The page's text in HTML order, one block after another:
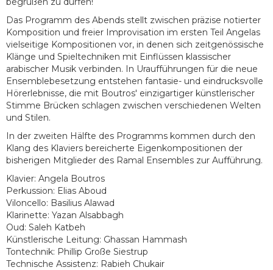
Das Programm des Abends stellt zwischen präzise notierter
Komposition und freier Improvisation im ersten Teil Angelas
vielseitige Kompositionen vor, in denen sich zeitgenössische
Klänge und Spieltechniken mit Einflüssen klassischer
arabischer Musik verbinden. In Uraufführungen für die neue
Ensemblebesetzung entstehen fantasie- und eindrucksvolle
Hörerlebnisse, die mit Boutros' einzigartiger künstlerischer
Stimme Brücken schlagen zwischen verschiedenen Welten
und Stilen.
In der zweiten Hälfte des Programms kommen durch den
Klang des Klaviers bereicherte Eigenkompositionen der
bisherigen Mitglieder des Ramal Ensembles zur Aufführung.
Klavier: Angela Boutros
Perkussion: Elias Aboud
Viloncello: Basilius Alawad
Klarinette: Yazan Alsabbagh
Oud: Saleh Katbeh
Künstlerische Leitung: Ghassan Hammash
Tontechnik: Phillip Große Siestrup
Technische Assistenz: Rabieh Chukair